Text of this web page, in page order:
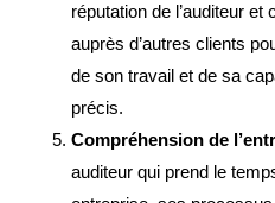
réputation de l’auditeur
auprès d’autres clients
de son travail et de sa
précis.
Compréhension de
auditeur qui prend le